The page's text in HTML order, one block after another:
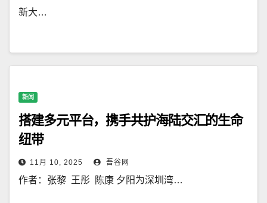
新大…
新闻
搭建多元平台，携手共护海陆交汇的生命
纽带
11月 10, 2025 吾谷网
作者：张黎 王彤 陈康 夕阳为深圳湾…